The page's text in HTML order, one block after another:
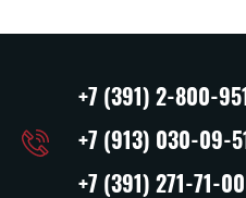
+7 (391) 2-800-951
+7 (913) 030-09-51
+7 (391) 271-71-00